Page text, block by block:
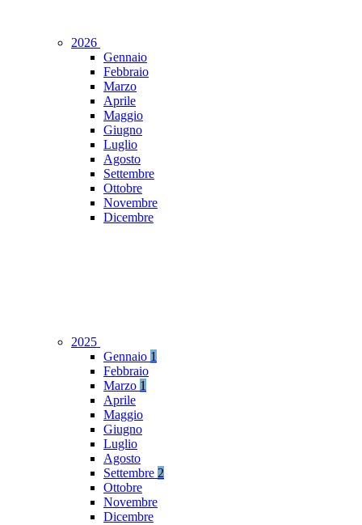
2026
Gennaio
Febbraio
Marzo
Aprile
Maggio
Giugno
Luglio
Agosto
Settembre
Ottobre
Novembre
Dicembre
2025
Gennaio 1
Febbraio
Marzo 1
Aprile
Maggio
Giugno
Luglio
Agosto
Settembre 2
Ottobre
Novembre
Dicembre